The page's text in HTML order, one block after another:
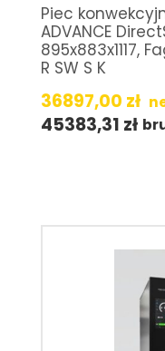
Piec
ADVANCE
895x883x1117,
R SW S K
36897,00 zł
45383,31 zł